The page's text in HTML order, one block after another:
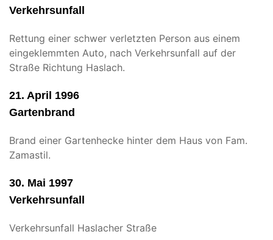
Verkehrsunfall
Rettung einer schwer verletzten Person aus einem
eingeklemmten Auto, nach Verkehrsunfall auf der
Straße Richtung Haslach.
21. April 1996
Gartenbrand
Brand einer Gartenhecke hinter dem Haus von Fam.
Zamastil.
30. Mai 1997
Verkehrsunfall
Verkehrsunfall Haslacher Straße